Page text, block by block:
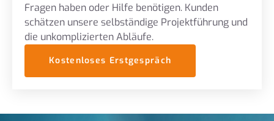
Fragen haben oder Hilfe benötigen. Kunden
schätzen unsere selbständige Projektführung und
die unkomplizierten Abläufe.
Kostenloses Erstgespräch